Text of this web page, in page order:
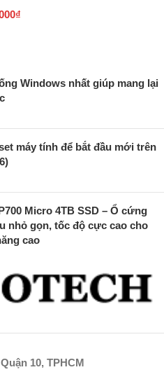
₫
Windows nhất giúp mang lại
máy tính để bắt đầu mới trên
Micro 4TB SSD – Ổ cứng
nhỏ gọn, tốc độ cực cao cho
cao
10, TPHCM